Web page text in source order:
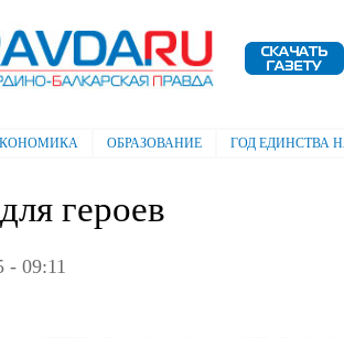
"Кабардино-
ОБРАЗОВАНИЕ ГОД ЕДИНСТВА
героев
- 09:11